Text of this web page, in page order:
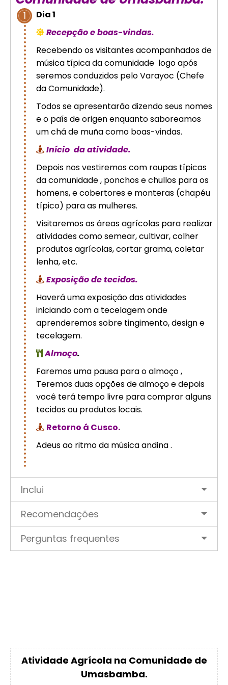
estrelas | Machu Picchu
Excursão de luxo de 8 dias em
Cusco: Machu Picchu + hotel 4
estrelas
1
Dia 1
Recepção e boas-vindas.
Recebendo os visitantes acompanhados de
música típica da comunidade logo após
seremos conduzidos pelo Varayoc (Chefe
da Comunidade).
Todos se apresentarão dizendo seus nomes
e o país de origen enquanto saboreamos
um chá de muña como boas-vindas.
Início da atividade.
Depois nos vestiremos com roupas típicas
da comunidade , ponchos e chullos para os
homens, e cobertores e monteras (chapéu
típico) para as mulheres.
Visitaremos as áreas agrícolas para realizar
atividades como semear, cultivar, colher
produtos agrícolas, cortar grama, coletar
lenha, etc.
Exposição de tecidos.
Haverá uma exposição das atividades
iniciando com a tecelagem onde
aprenderemos sobre tingimento, design e
tecelagem.
Almoço.
Faremos uma pausa para o almoço ,
Teremos duas opções de almoço e depois
você terá tempo livre para comprar alguns
tecidos ou produtos locais.
Retorno á Cusco.
Adeus ao ritmo da música andina .
Inclui
Recomendações
Perguntas frequentes
Atividade Agrícola na Comunidade de
Umasbamba.